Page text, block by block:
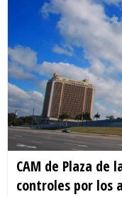
CAM de Plaza de
controles por los